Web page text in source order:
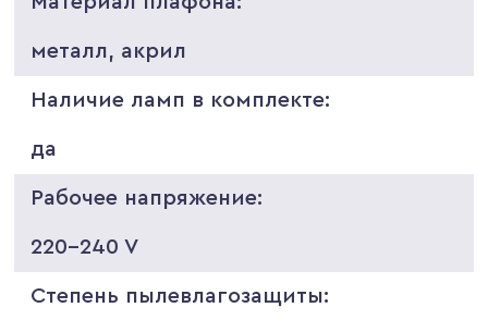
металл, акрил
Наличие ламп в комплекте:
да
Рабочее напряжение:
220-240 V
Степень пылевлагозащиты: